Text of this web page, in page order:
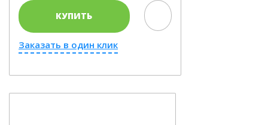
КУПИТЬ
Заказать в один клик